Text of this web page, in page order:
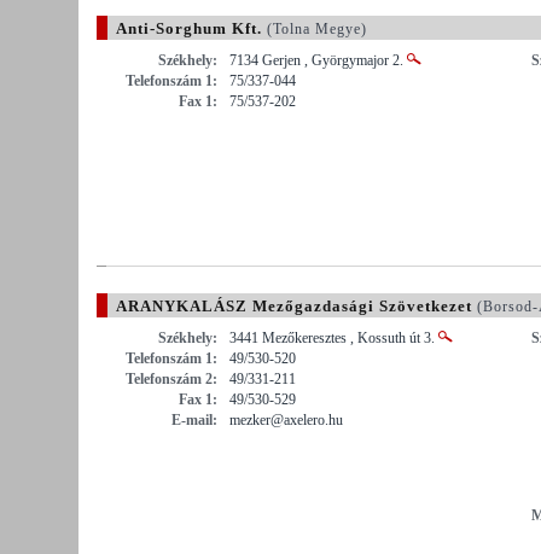
Anti-Sorghum Kft. (Tolna Megye)
Székhely:
7134 Gerjen , Györgymajor 2.
Telefonszám 1:
75/337-044
Fax 1:
75/537-202
ARANYKALÁSZ Mezőgazdasági Szövetkezet (Borsod-
Székhely:
3441 Mezőkeresztes , Kossuth út 3.
Telefonszám 1:
49/530-520
Telefonszám 2:
49/331-211
Fax 1:
49/530-529
E-mail:
mezker@axelero.hu